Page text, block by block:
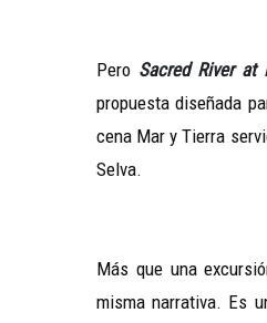
Pero Sacred River
propuesta diseñada
cena Mar y Tierra
Selva.
Más que una
misma narrativa. Es